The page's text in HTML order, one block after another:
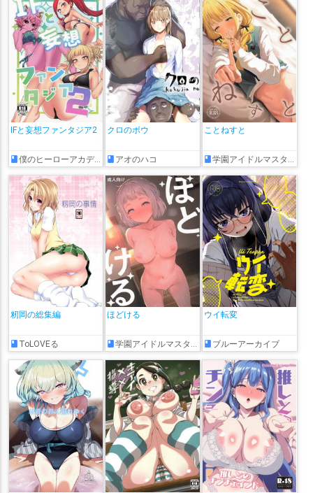
IFと妄想ファンタジア2
僕のヒーローアカデミア
クロのボウ
アオのハコ
ことねすと
学園アイドルマスター
籾岡の総集編
ToLOVEる
ほどける
学園アイドルマスター
ウイ転変
ブルーアーカイブ